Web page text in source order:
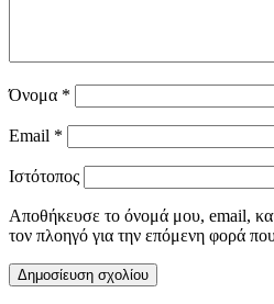
Όνομα *
Email *
Ιστότοπος
Αποθήκευσε το όνομά μου, email,
τον πλοηγό για την επόμενη φορά